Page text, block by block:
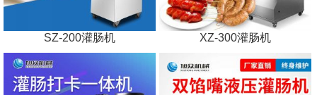
SZ-200灌肠机 XZ-300灌肠机